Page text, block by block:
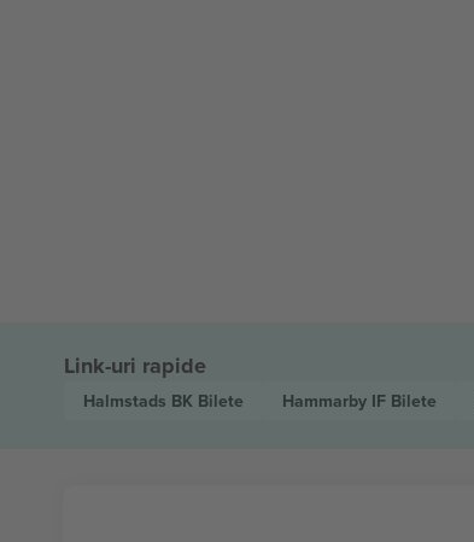
Link-uri rapide
Halmstads BK Bilete Hammarby IF Bilete